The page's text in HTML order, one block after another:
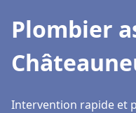
Plombier
Intervention rapide et